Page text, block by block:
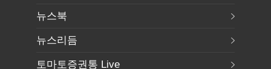
뉴스북
뉴스리듬
토마토증권통 Live